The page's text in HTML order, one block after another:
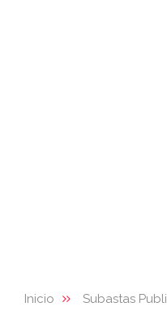
Inicio Subastas